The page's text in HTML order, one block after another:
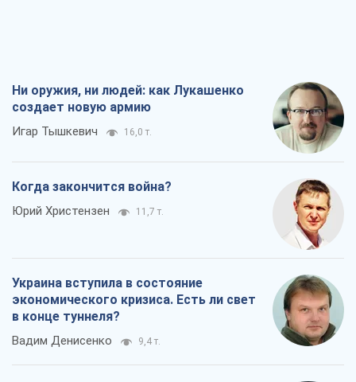
Ни оружия, ни людей: как Лукашенко
создает новую армию
Игар Тышкевич 16,0 т.
Когда закончится война?
Юрий Христензен 11,7 т.
Украина вступила в состояние
экономического кризиса. Есть ли свет
в конце туннеля?
Вадим Денисенко 9,4 т.